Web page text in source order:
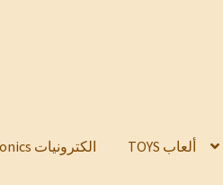
Electronics الكترونيات TOYS ألعاب